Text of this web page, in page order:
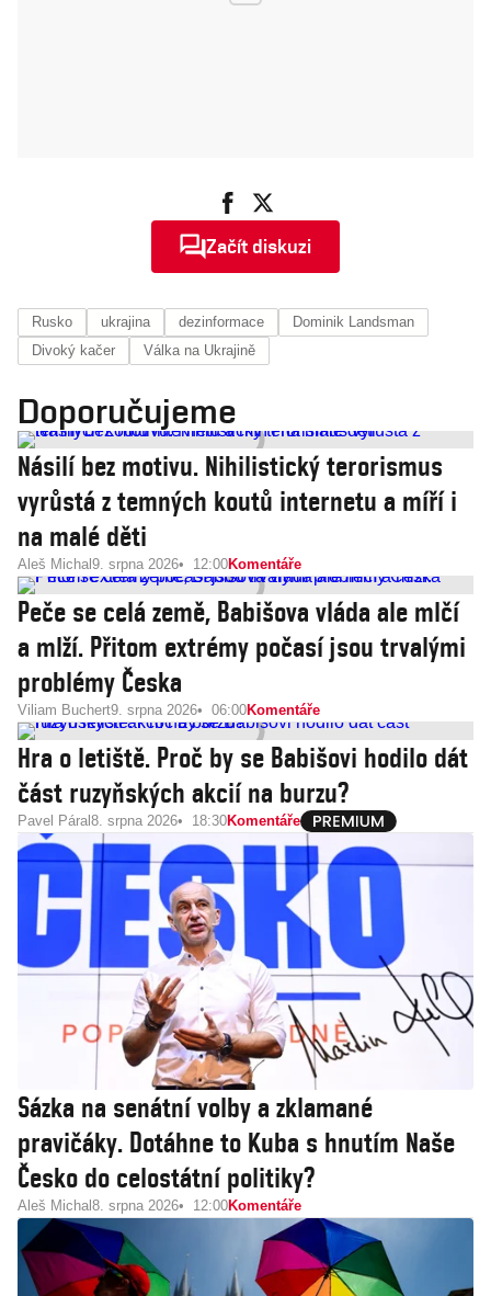
Začít diskuzi
Rusko ukrajina dezinformace
Dominik Landsman
Divoký kačer
Válka na Ukrajině
Doporučujeme
Násilí bez motivu. Nihilistický terorismus
vyrůstá z temných koutů internetu a míří i
na malé děti
Aleš Michal 9. srpna 2026 12:00Komentáře
Peče se celá země, Babišova vláda ale mlčí
a mlží. Přitom extrémy počasí jsou trvalými
problémy Česka
Viliam Buchert9. srpna 2026 06:00Komentáře
Hra o letiště. Proč by se Babišovi hodilo dát
část ruzyňských akcií na burzu?
Pavel Páral 8. srpna 2026 18:30Komentáře
Sázka na senátní volby a zklamané
pravičáky. Dotáhne to Kuba s hnutím Naše
Česko do celostátní politiky?
Aleš Michal 8. srpna 2026 12:00Komentáře